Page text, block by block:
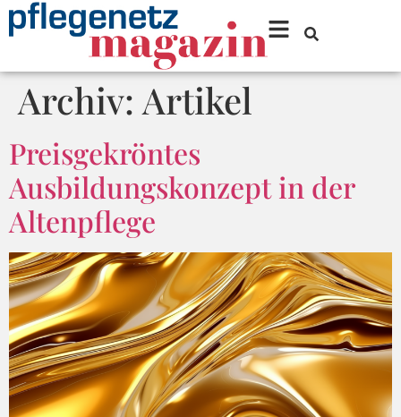
Archiv: Artikel
Preisgekröntes
Ausbildungskonzept in der
Altenpflege